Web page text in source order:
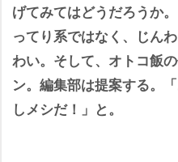
げてみてはどうだろうか
ってり系ではなく、じん
わい。そして、オトコ飯
ン。編集部は提案する。
しメシだ！」と。